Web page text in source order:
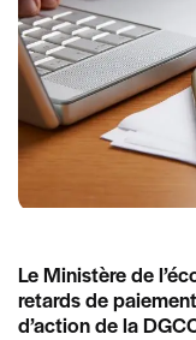
Le Ministère de
retards de
d’action de la